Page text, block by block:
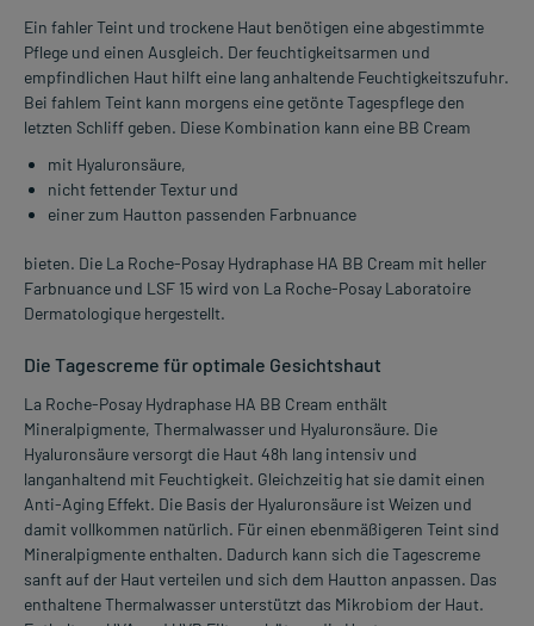
Ein fahler Teint und trockene Haut benötigen eine abgestimmte
Pflege und einen Ausgleich. Der feuchtigkeitsarmen und
empfindlichen Haut hilft eine lang anhaltende Feuchtigkeitszufuhr.
Bei fahlem Teint kann morgens eine getönte Tagespflege den
letzten Schliff geben. Diese Kombination kann eine BB Cream
mit Hyaluronsäure,
nicht fettender Textur und
einer zum Hautton passenden Farbnuance
bieten. Die La Roche-Posay Hydraphase HA BB Cream mit heller
Farbnuance und LSF 15 wird von La Roche-Posay Laboratoire
Dermatologique hergestellt.
Die Tagescreme für optimale Gesichtshaut
La Roche-Posay Hydraphase HA BB Cream enthält
Mineralpigmente, Thermalwasser und Hyaluronsäure. Die
Hyaluronsäure versorgt die Haut 48h lang intensiv und
langanhaltend mit Feuchtigkeit. Gleichzeitig hat sie damit einen
Anti-Aging Effekt. Die Basis der Hyaluronsäure ist Weizen und
damit vollkommen natürlich. Für einen ebenmäßigeren Teint sind
Mineralpigmente enthalten. Dadurch kann sich die Tagescreme
sanft auf der Haut verteilen und sich dem Hautton anpassen. Das
enthaltene Thermalwasser unterstützt das Mikrobiom der Haut.